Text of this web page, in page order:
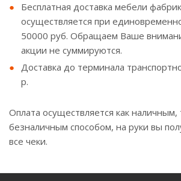
Бесплатная доставка мебели
осуществляется при
50000 руб. Обращаем Ваше
акции не суммируются.
Доставка до терминала
р.
Оплата осуществляется как наличным,
безналичным способом, на руки вы
все чеки.